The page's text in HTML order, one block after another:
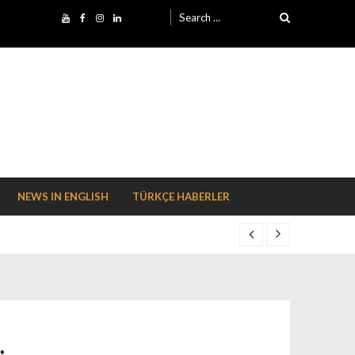
Search for:
NEWS IN ENGLISH TÜRKÇE HABERLER